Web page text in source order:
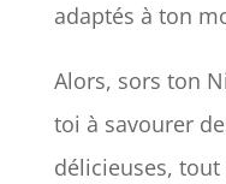
adaptés à ton
Alors, sors ton
toi à savourer
délicieuses,